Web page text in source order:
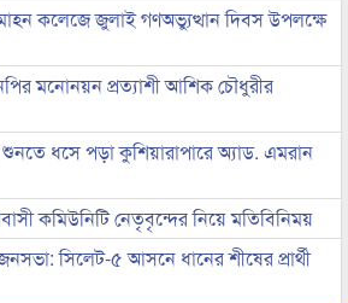
কলেজে জুলাই গণঅভ্যুত্থান দিবস উপলক্ষে
মনোনয়ন প্রত্যাশী আশিক চৌধুরীর
শুনতে ধসে পড়া কুশিয়ারাপারে অ্যাড. এমরান
কমিউনিটি নেতৃবৃন্দের নিয়ে মতিবিনিময়
সিলেট-৫ আসনে ধানের শীষের প্রার্থী